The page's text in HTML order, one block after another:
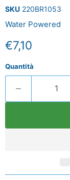
SKU 220BR1053
Water Powered
Prezzo
€7,10
Quantità